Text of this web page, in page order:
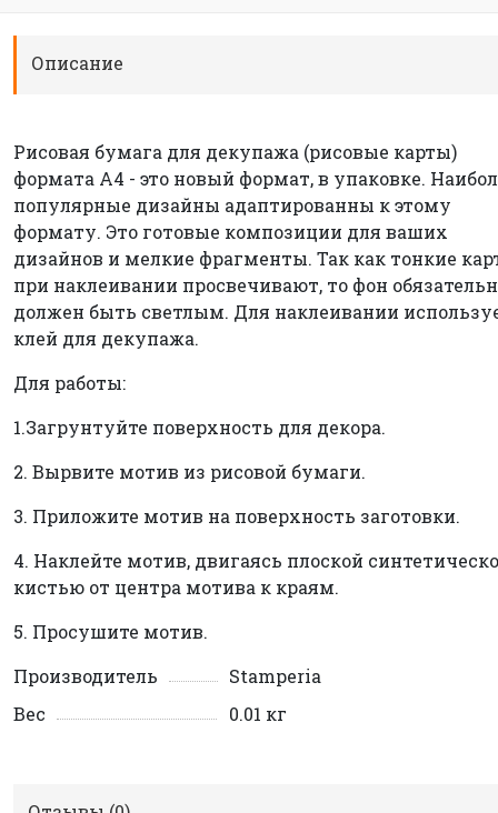
Описание
Рисовая бумага для декупажа (рисовые карты)
формата А4 - это новый формат, в упаковке.
популярные дизайны адаптированны к этому
формату. Это готовые композиции для ваших
дизайнов и мелкие фрагменты. Так как тонкие
при наклеивании просвечивают, то фон
должен быть светлым. Для наклеивании
клей для декупажа.
Для работы:
1.Загрунтуйте поверхность для декора.
2. Вырвите мотив из рисовой бумаги.
3. Приложите мотив на поверхность заготовки.
4. Наклейте мотив, двигаясь плоской
кистью от центра мотива к краям.
5. Просушите мотив.
Производитель
Stamperia
Вес
0.01 кг